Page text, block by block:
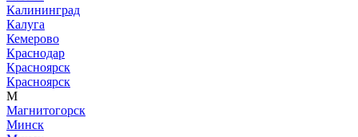
Калининград
Калуга
Кемерово
Краснодар
Красноярск
Красноярск
М
Магнитогорск
Минск